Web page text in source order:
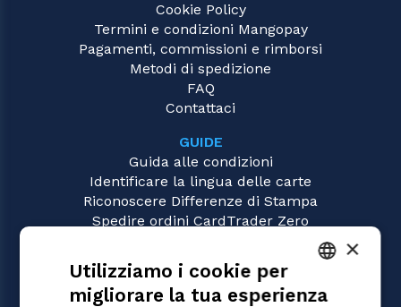
Cookie Policy
Termini e condizioni Mangopay
Pagamenti, commissioni e rimborsi
Metodi di spedizione
FAQ
Contattaci
GUIDE
Guida alle condizioni
Identificare la lingua delle carte
Riconoscere Differenze di Stampa
Spedire ordini CardTrader Zero
GIOCHI
Magic: the Gathering
ITALIAN
×
Utilizziamo i cookie per
migliorare la tua esperienza